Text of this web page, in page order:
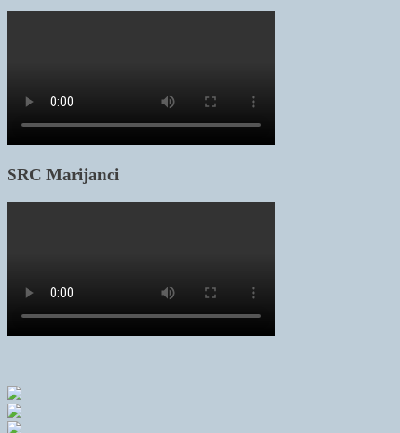
SRC Marijanci